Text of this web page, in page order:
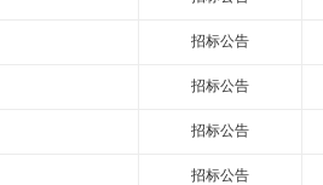
招标公告
招标公告
招标公告
招标公告